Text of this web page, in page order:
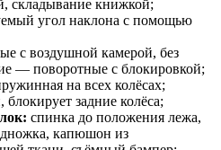
складывание книжкой;
угол наклона с помощью
с воздушной камерой, без
— поворотные с блокировкой;
на всех колёсах;
задние колёса;
спинка до положения лежа,
капюшон из